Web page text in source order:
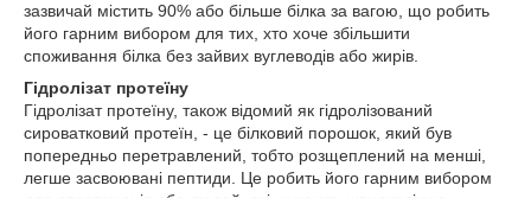
зазвичай містить 90% або більше білка за вагою, що робить
його гарним вибором для тих, хто хоче збільшити
споживання білка без зайвих вуглеводів або жирів.
Гідролізат протеїну
Гідролізат протеїну, також відомий як гідролізований
сироватковий протеїн, - це білковий порошок, який був
попередньо перетравлений, тобто розщеплений на менші,
легше засвоювані пептиди. Це робить його гарним вибором